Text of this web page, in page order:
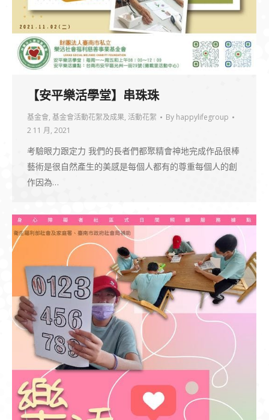
【安平樂活學堂】串珠珠
基金會, 基金會活動花絮及成果, 活動花絮 By happylifegroup
2 11 月, 2021
考驗眼力跟定力 我們的長者們都聚精會神地完成作品很棒
藝術是很自然產生的美感是每個人都有的尊重每個人的創
作因為…